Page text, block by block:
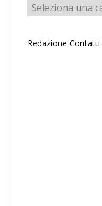
Categorie
Redazione Contatti